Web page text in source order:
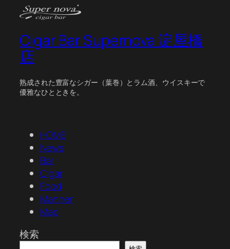
Cigar Bar Supernova 淀屋橋
店
熟成された豊富なシガー（葉巻）とラム酒、ウイスキーで
優雅なひとときを。
HOME
News
Bar
Cigar
Food
Manner
Map
検索